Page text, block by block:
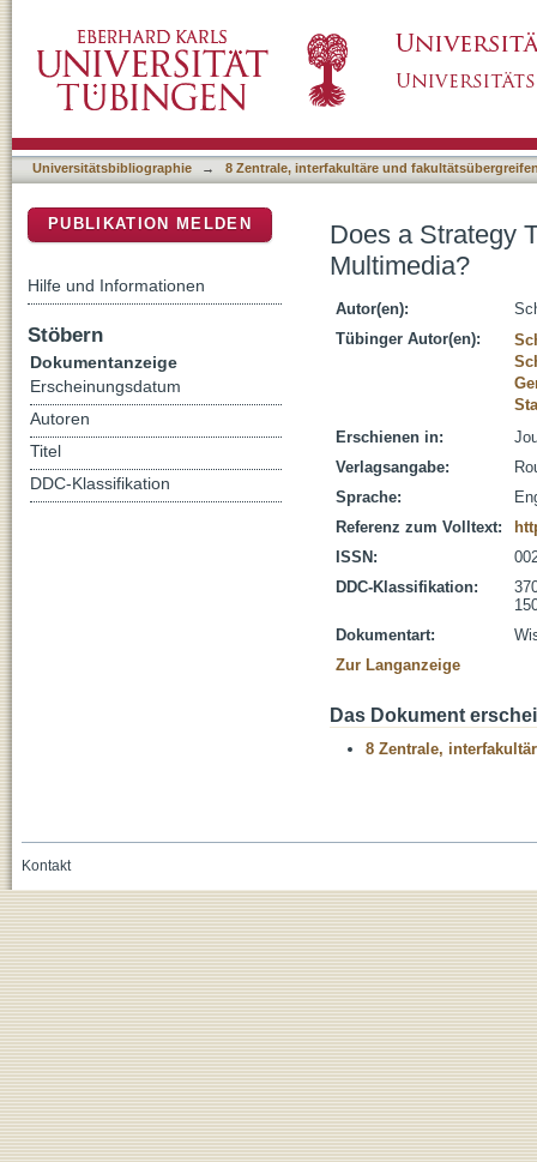
Universitätsbibliographie → 8 Zentrale, interfakultäre und
Does a Strategy
Multimedia?
Autor(en):
Tübinger Autor(en):
Erschienen in:
Verlagsangabe:
Sprache:
Referenz zum Volltext:
ISSN:
DDC-Klassifikation:
Dokumentart:
Zur Langanzeige
Das Dokument
8 Zentrale,
PUBLIKATION MELDEN
Hilfe und Informationen
Stöbern
Dokumentanzeige
Erscheinungsdatum
Autoren
Titel
DDC-Klassifikation
Kontakt